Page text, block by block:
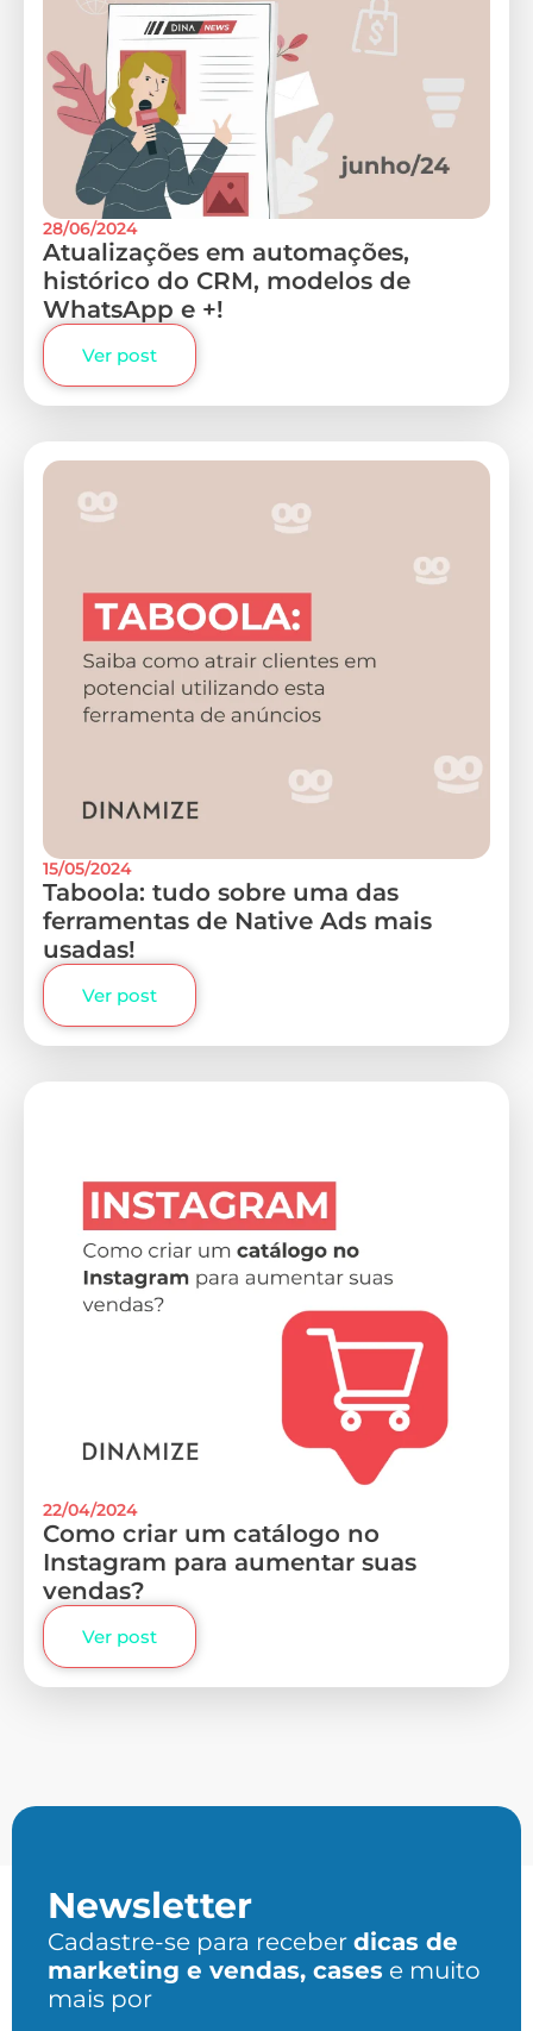
28/06/2024
Atualizações em automações,
histórico do CRM, modelos de
WhatsApp e +!
Ver post
15/05/2024
Taboola: tudo sobre uma das
ferramentas de Native Ads mais
usadas!
Ver post
22/04/2024
Como criar um catálogo no
Instagram para aumentar suas
vendas?
Ver post
Newsletter
Cadastre-se para receber dicas de
marketing e vendas, cases e muito
mais por